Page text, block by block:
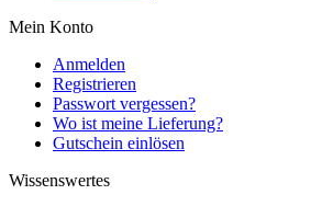
Mein Konto
Anmelden
Registrieren
Passwort vergessen?
Wo ist meine Lieferung?
Gutschein einlösen
Wissenswertes